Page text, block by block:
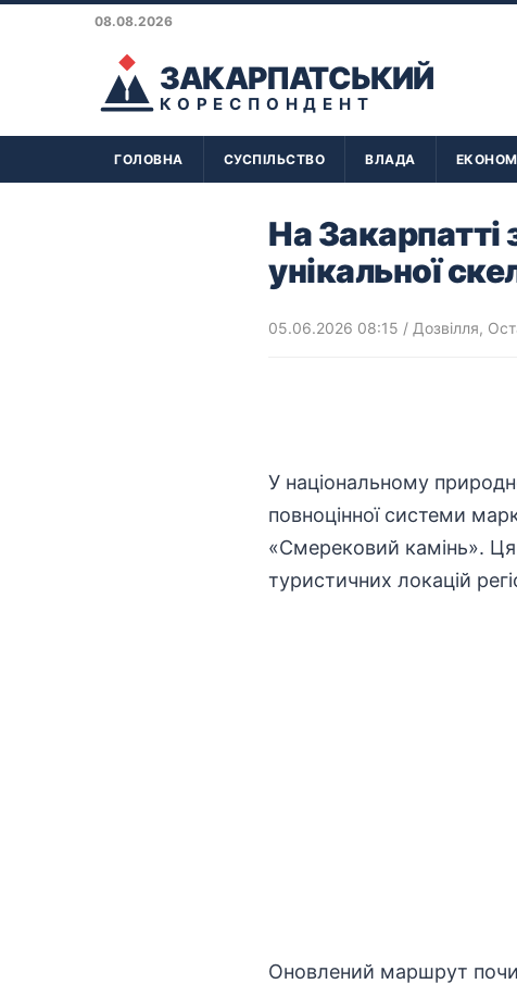
08.08.2026
ЗАКАРПАТСЬКИЙ
КОРЕСПОНДЕНТ
ГОЛОВНА СУСПІЛЬСТВО ВЛАДА
На
унікальної
05.06.2026 08:15 / Дозвілля,
У національному
повноцінної системи
«Смерековий камінь». Ця
туристичних локацій
Оновлений маршрут